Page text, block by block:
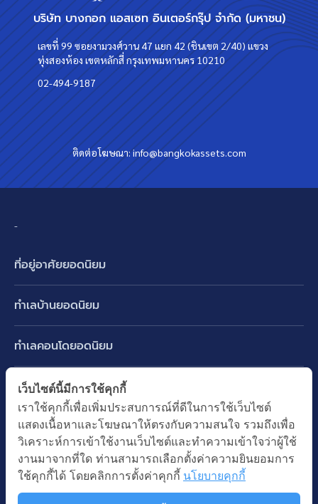
บริษัท บางกอก แอสเซท อินเตอร์กรุ๊ป จำกัด (มหาชน)
เลขที่ 99 ซอยงามวงศ์วาน 47 แยก 42 (ชินเขต 2/40) แขวง
ทุ่งสองห้อง เขตหลักสี่ กรุงเทพมหานคร 10210
02-494-9187
ติดต่อโฆษณา:info@bangkokassets.com
-
ที่อยู่อาศัยยอดนิยม
ทาวน์เฮ้าส์ ทาวน์โฮม
คอนโดมิเนียม
อาคารพาณิชย์ ตึกแถว
ที่ดินเปล่า
อพาร์ทเม้นท์ หอพัก
ออฟฟิต สำนักงาน
โรงงาน โกดัง
ทำเลบ้านยอดนิยม
บางนา รามคำแหง 2
ปทุมธานี รังสิต ลำลูกกา
นนทบุรี บางใหญ่ บางบัวทอง
ทำเลคอนโดยอดนิยม
พระราม 9
อ่อนนุช ปุณณวิถี
รัชดาภิเษก ห้วยขวาง
ห้าแยกลาดพร้าว
ทำเล BTS ยอดนิยม
BTS ทองหล่อ
BTS เอกมัย
BTS พร้อมพงษ์
BTS อ่อนนุช
ทำเล MRT ยอดนิยม
MRT เพชรบุรี
MRT พระราม 9
คำค้นยอดนิยม
บ้านมือสอง
เว็บไซต์นี้มีการใช้คุกกี้
เราใช้คุกกี้เพื่อเพิ่มประสบการณ์ที่ดีในการใช้เว็บไซต์
แสดงเนื้อหาและโฆษณาให้ตรงกับความสนใจ รวมถึงเพื่อ
วิเคราะห์การเข้าใช้งานเว็บไซต์และทำความเข้าใจว่าผู้ใช้
งานมาจากที่ใด ท่านสามารถเลือกตั้งค่าความยินยอมการ
ใช้คุกกี้ได้ โดยคลิกการตั้งค่าคุกกี้ นโยบายคุกกี้